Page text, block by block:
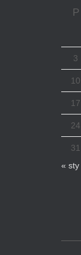
P
3
10
17
24
31
« sty